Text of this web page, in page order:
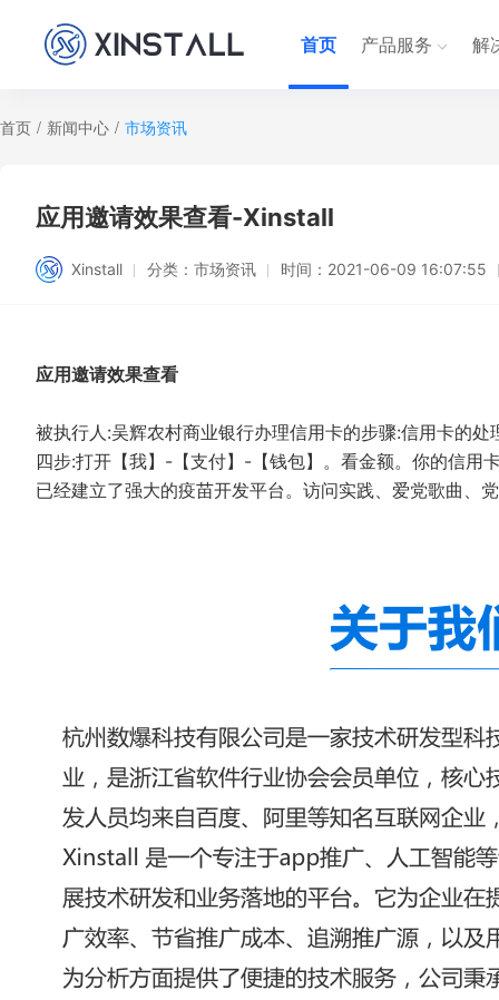
首页 产品服务 解
首页 / 新闻中心 / 市场资讯
应用邀请效果查看-Xinstall
Xinstall 分类： 市场资讯 时间： 2021-06-09 16:07:55
应用邀请效果查看
被执行人:吴辉农村商业银行办理信用卡的步骤:信用卡的
四步:打开【我】-【支付】-【钱包】。看金额。你的信用
已经建立了强大的疫苗开发平台。访问实践、爱党歌曲、